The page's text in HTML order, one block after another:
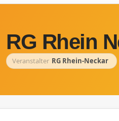
RG Rhein
Veranstalter RG Rhein-Neckar